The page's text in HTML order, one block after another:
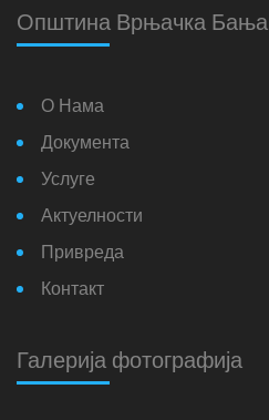
Општина Врњачка Бања
О Нама
Документа
Услуге
Актуелности
Привреда
Контакт
Галерија фотографија